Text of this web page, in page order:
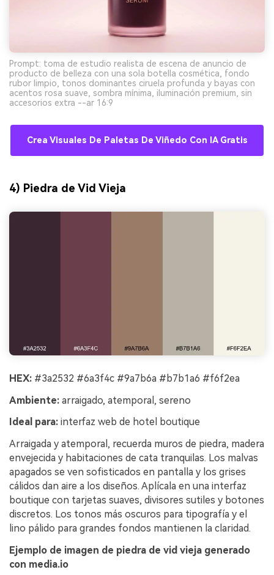
Prompt: toma de estudio realista de escena de anuncio de
producto de belleza con una sola botella cosmética, fondo
rubor limpio, tonos dominantes ciruela profunda y bayas con
acentos rosa suave, sombra mínima, iluminación premium, sin
accesorios extra --ar 16:9
Crea Visuales De Paletas De Viñedo Con IA Gratis
4) Piedra de Vid Vieja
HEX: #3a2532 #6a3f4c #9a7b6a #b7b1a6 #f6f2ea
Ambiente: arraigado, atemporal, sereno
Ideal para: interfaz web de hotel boutique
Arraigada y atemporal, recuerda muros de piedra, madera
envejecida y habitaciones de cata tranquilas. Los malvas
apagados se ven sofisticados en pantalla y los grises
cálidos dan aire a los diseños. Aplícala en una interfaz
boutique con tarjetas suaves, divisores sutiles y botones
discretos. Los tonos más oscuros para tipografía y el
lino pálido para grandes fondos mantienen la claridad.
Ejemplo de imagen de piedra de vid vieja generado
con media.io